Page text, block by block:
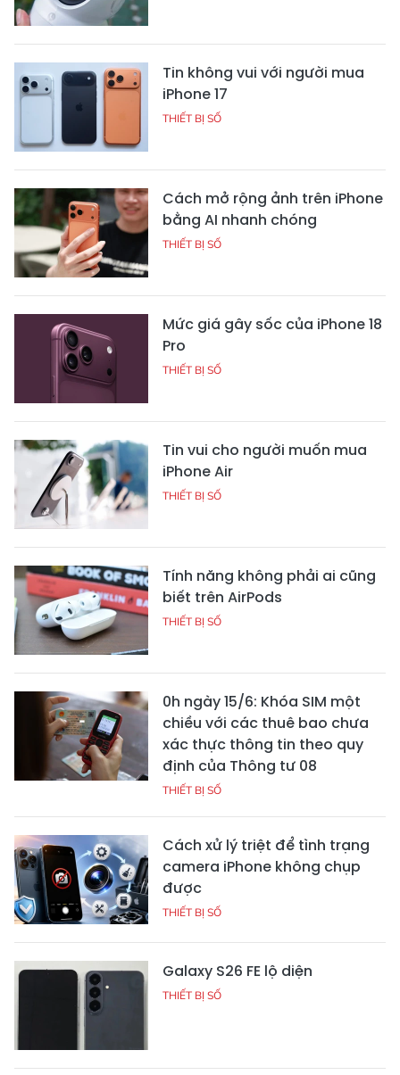
Tin không vui với người mua
iPhone 17
THIẾT BỊ SỐ
Cách mở rộng ảnh trên iPhone
bằng AI nhanh chóng
THIẾT BỊ SỐ
Mức giá gây sốc của iPhone 18
Pro
THIẾT BỊ SỐ
Tin vui cho người muốn mua
iPhone Air
THIẾT BỊ SỐ
Tính năng không phải ai cũng
biết trên AirPods
THIẾT BỊ SỐ
0h ngày 15/6: Khóa SIM một
chiều với các thuê bao chưa
xác thực thông tin theo quy
định của Thông tư 08
THIẾT BỊ SỐ
Cách xử lý triệt để tình trạng
camera iPhone không chụp
được
THIẾT BỊ SỐ
Galaxy S26 FE lộ diện
THIẾT BỊ SỐ